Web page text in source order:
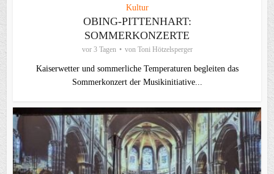
Kultur
OBING-PITTENHART:
SOMMERKONZERTE
vor 3 Tagen von Toni Hötzelsperger
Kaiserwetter und sommerliche Temperaturen begleiten das
Sommerkonzert der Musikinitiative...